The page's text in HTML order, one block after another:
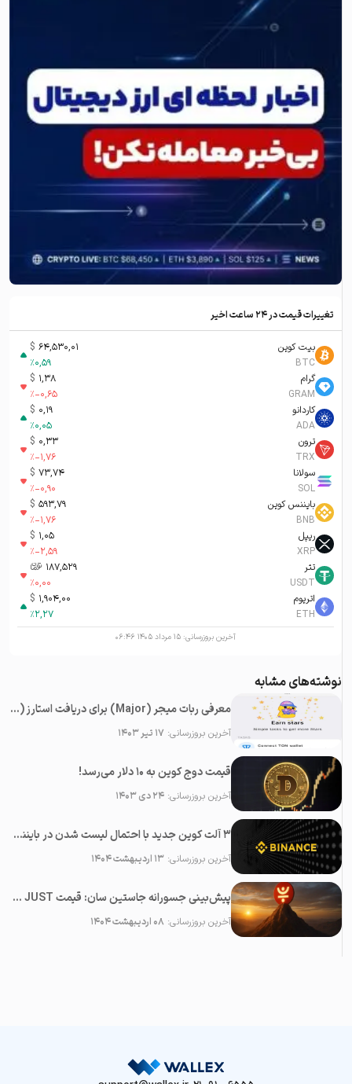
تغییرات قیمت در ۲۴ ساعت اخیر
بیت کوین
BTC
64,530,01
$
%0,59
گرام
GRAM
1,38
$
%-0,65
کاردانو
ADA
0,19
$
%0,05
ترون
TRX
0,33
$
%-1,76
سولانا
SOL
73,74
$
%-0,90
بایننس کوین
BNB
593,79
$
%-1,76
ریپل
XRP
1,05
$
%-2,59
تتر
USDT
187,529 تومان-ء
%0,00
اتریوم
ETH
1,904,00
$
%2,27
آخرین بروزرسانی: ۱۵ مرداد ۱۴۰۵ ۰۶:۴۶
نوشته‌های مشابه
معرفی ربات میجر (Major) برای دریافت استارز (Stars) رایگان در تلگرام
آخرین بروزرسانی:۱۷ تیر ۱۴۰۳
قیمت دوج کوین به ۱۰ دلار می‌رسد!
آخرین بروزرسانی:۲۴ دی ۱۴۰۳
۳ آلت کوین جدید با احتمال لیست شدن در بایننس در ماه می ۲۰۲۵
آخرین بروزرسانی:۱۳ اردیبهشت ۱۴۰۴
پیش‌بینی جسورانه جاستین سان: قیمت JUST در آینده نزدیک ۱۰۰ برابر خواهد شد!
آخرین بروزرسانی:۰۸ اردیبهشت ۱۴۰۴